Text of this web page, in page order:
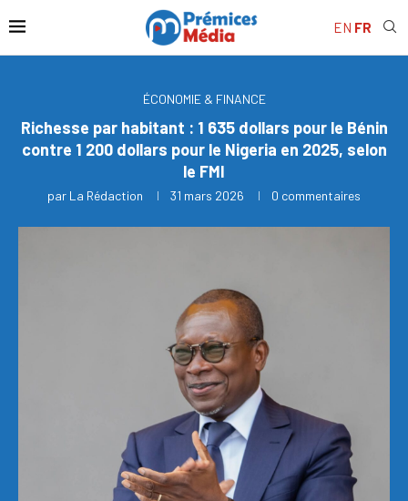
EN FR
ÉCONOMIE & FINANCE
Richesse par habitant : 1 635 dollars pour le Bénin
contre 1 200 dollars pour le Nigeria en 2025, selon
le FMI
par La Rédaction 31 mars 2026 0 commentaires